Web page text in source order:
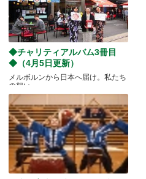
◆チャリティアルバム3冊目
◆（4月5日更新）
メルボルンから日本へ届け。私たち
の想い